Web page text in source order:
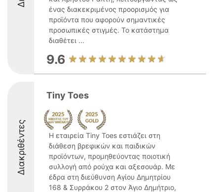
ένας διακεκριμένος προορισμός για
προϊόντα που αφορούν σημαντικές
προσωπικές στιγμές. Το κατάστημα
διαθέτει ...
9.6
Διακριθέντες
Tiny Toes
Η εταιρεία Tiny Toes εστιάζει στη
διάθεση βρεφικών και παιδικών
προϊόντων, προμηθεύοντας ποιοτική
συλλογή από ρούχα και αξεσουάρ. Με
έδρα στη διεύθυνση Αγίου Δημητρίου
168 & Συρράκου 2 στον Άγιο Δημήτριο,